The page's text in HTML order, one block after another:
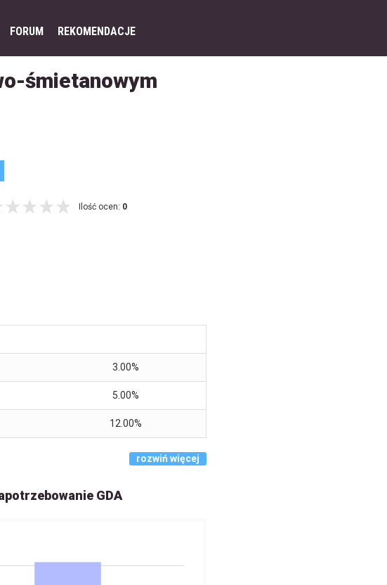
FORUM REKOMENDACJE
śmietanowym
Ilość ocen: 0
3.00%
5.00%
12.00%
rozwiń więcej
GDA